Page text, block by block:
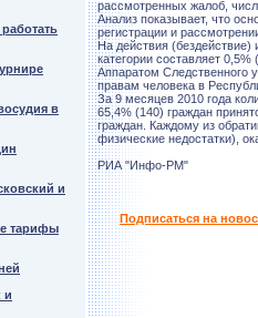
в
и
тарифы
и
рассмотренных жалоб,
Анализ показывает, что
регистрации и
На действия
категории составляет 0,5%
Аппаратом Следственного
правам человека в
За 9 месяцев 2010 года
65,4% (140) граждан
граждан. Каждому из
физические недостатки),
РИА "Инфо-РМ"
Подписаться на